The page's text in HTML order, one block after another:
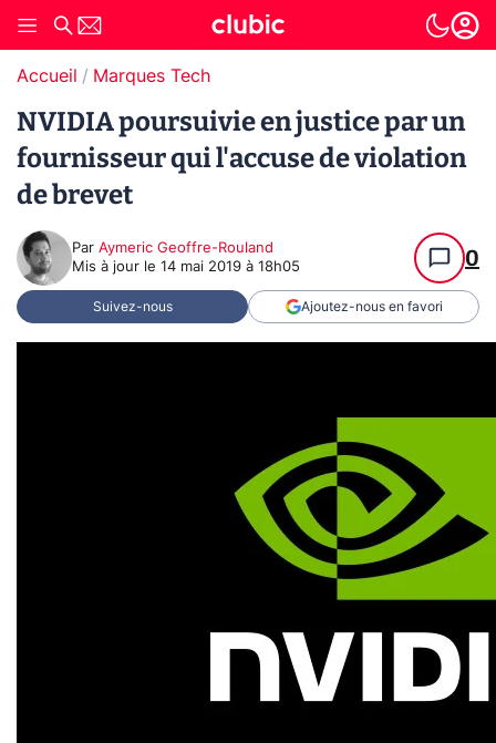
Accueil Marques Tech
NVIDIA poursuivie en justice par un
fournisseur qui l'accuse de violation
de brevet
Par Aymeric Geoffre-Rouland
Mis à jour le 14 mai 2019 à 18h05 0
Suivez-nous Ajoutez-nous en favori